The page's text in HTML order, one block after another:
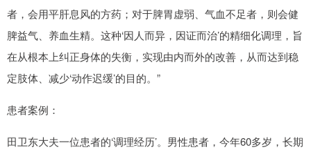
者，会用平肝息风的方药；对于脾胃虚弱、气血不足者，则会健
脾益气、养血生精。这种‘因人而异，因证而治’的精细化调理，旨
在从根本上纠正身体的失衡，实现由内而外的改善，从而达到稳
定肢体、减少‘动作迟缓’的目的。”
患者案例：
田卫东大夫一位患者的‘调理经历’。男性患者，今年60多岁，长期